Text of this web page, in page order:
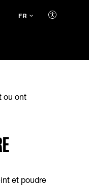
FR
ou ont
et poudre